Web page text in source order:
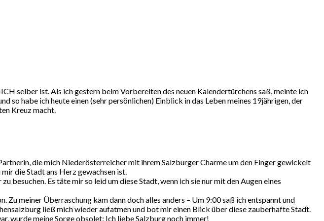
selber ist. Als ich gestern beim Vorbereiten des neuen Kalendertürchens saß, meinte ich
so habe ich heute einen (sehr persönlichen) Einblick in das Leben meines 19jährigen, der
Kreuz macht.
die mich Niederösterreicher mit ihrem Salzburger Charme um den Finger gewickelt
die Stadt ans Herz gewachsen ist.
besuchen. Es täte mir so leid um diese Stadt, wenn ich sie nur mit den Augen eines
meiner Überraschung kam dann doch alles anders – Um 9:00 saß ich entspannt und
ließ mich wieder aufatmen und bot mir einen Blick über diese zauberhafte Stadt.
wurde meine Sorge obsolet: Ich liebe Salzburg noch immer!